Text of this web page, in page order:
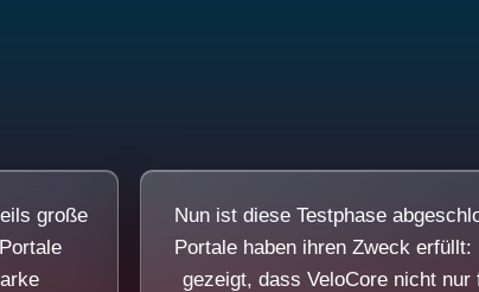
große
Nun ist diese Testphase
Portale haben ihren Zweck erfüllt:
gezeigt, dass VeloCore nicht nur